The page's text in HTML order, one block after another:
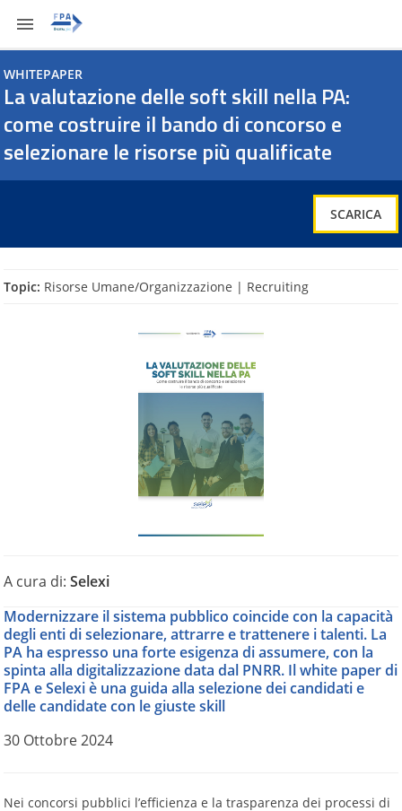
contenuto
WHITEPAPER
La valutazione delle soft skill nella PA:
come costruire il bando di concorso e
selezionare le risorse più qualificate
SCARICA
Topic: Risorse Umane/Organizzazione | Recruiting
A cura di: Selexi
Modernizzare il sistema pubblico coincide con la capacità
degli enti di selezionare, attrarre e trattenere i talenti. La
PA ha espresso una forte esigenza di assumere, con la
spinta alla digitalizzazione data dal PNRR. Il white paper di
FPA e Selexi è una guida alla selezione dei candidati e
delle candidate con le giuste skill
30 Ottobre 2024
Nei concorsi pubblici l’efficienza e la trasparenza dei processi di